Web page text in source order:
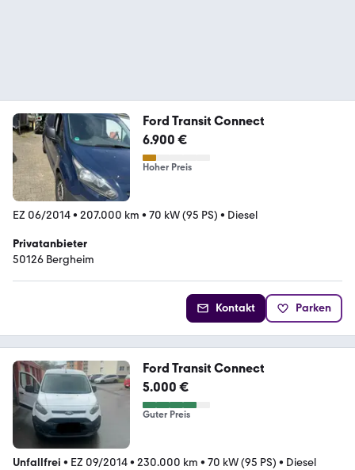
Ford Transit Connect
6.900 €
Hoher Preis
EZ 06/2014• 207.000 km • 70 kW (95 PS) • Diesel
Privatanbieter
50126 Bergheim
Kontakt Parken
Ford Transit Connect
5.000 €
Guter Preis
Unfallfrei • EZ 09/2014• 230.000 km • 70 kW (95 PS) • Diesel